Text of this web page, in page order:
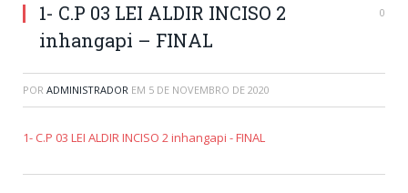
1- C.P 03 LEI ALDIR INCISO 2
inhangapi – FINAL
0
POR ADMINISTRADOR EM 5 DE NOVEMBRO DE 2020
1- C.P 03 LEI ALDIR INCISO 2 inhangapi - FINAL